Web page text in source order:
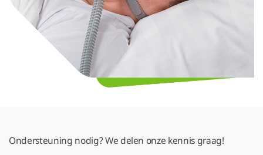
Ondersteuning nodig? We delen onze kennis graag!